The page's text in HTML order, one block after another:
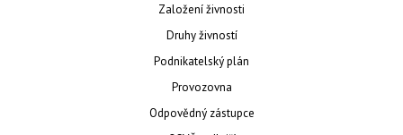
Založení živnosti
Druhy živností
Podnikatelský plán
Provozovna
Odpovědný zástupce